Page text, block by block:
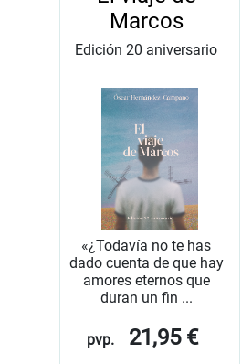
Marcos
Edición 20 aniversario
«¿Todavía no te has
dado cuenta de que hay
amores eternos que
duran un fin ...
pvp. 21,95 €